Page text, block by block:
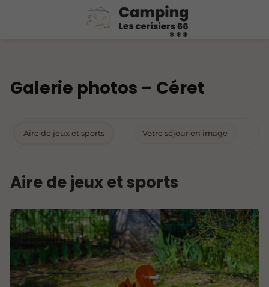
Galerie photos – Céret
Aire de jeux et sports Votre séjour en image
Aire de jeux et sports